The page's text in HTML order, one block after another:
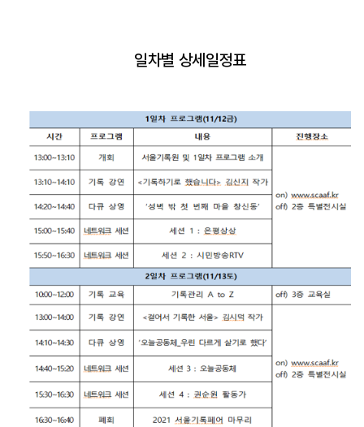
일차별 상세일정표